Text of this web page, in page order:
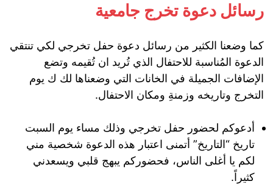
رسائل دعوة تخرج جامعية
كما وضعنا الكثير من رسائل دعوة حفل تخرجي لكي تنتقي
الدعوة المُناسبة للاحتفال الذي تُريد ان تُقيمه وتضع
الإضافات الجميلة في الخانات التي وضعناها لك ك يوم
التخرج وتاريخه وزمنةِ ومكان الاحتفال.
أدعوكم لحضور حفل تخرجي وذلك مساء يوم السبت
تاريخ “التاريخ” أتمنى اعتبار هذه الدعوة شخصية مني
لكم يا أغلى الناس، فحضوركم يبهج قلبي ويسعدني
كثيراً.